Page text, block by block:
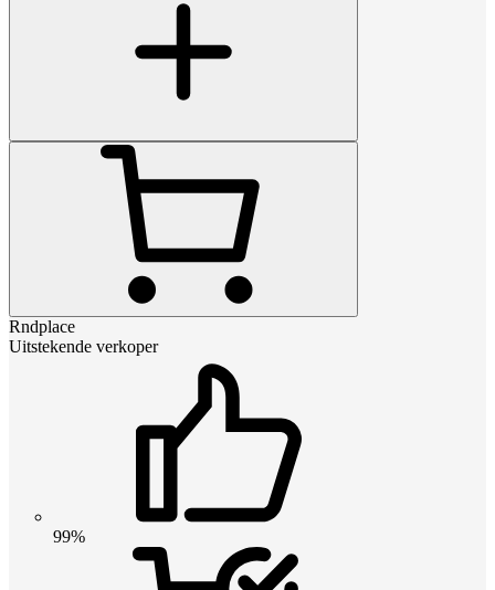
Rndplace
Uitstekende verkoper
99%